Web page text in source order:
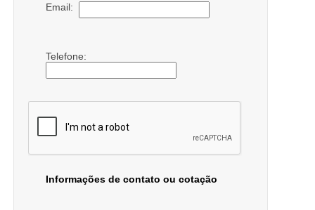
Email:
Telefone:
Informações de contato ou cotação